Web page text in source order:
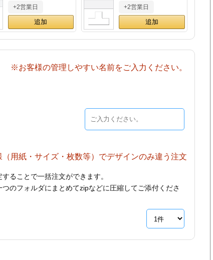
+2営業日 +2営業日
※お客様の管理しやすい名前をご入力ください。
用紙・サイズ・枚数等）でデザインのみ違う注文
ることで一括注文ができます。
のフォルダにまとめてzipなどに圧縮してご添付くださ